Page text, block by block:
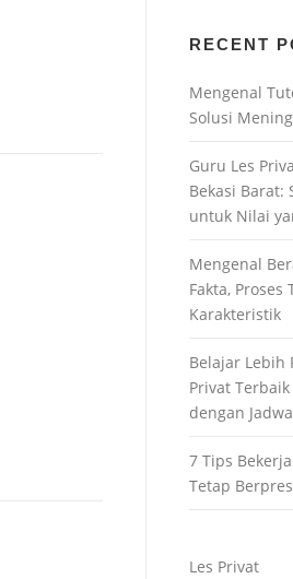
RECENT
Mengenal
Solusi
Guru Les
Bekasi Barat:
untuk Nilai
Mengenal
Fakta,
Karakteristik
Belajar Lebih
Privat
dengan
7 Tips
Tetap
Les Privat